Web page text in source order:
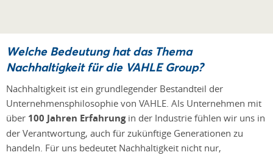
Welche Bedeutung hat das Thema
Nachhaltigkeit für die VAHLE Group?
Nachhaltigkeit ist ein grundlegender Bestandteil der
Unternehmensphilosophie von VAHLE. Als Unternehmen mit
über 100 Jahren Erfahrungin der Industrie fühlen wir uns in
der Verantwortung, auch für zukünftige Generationen zu
handeln. Für uns bedeutet Nachhaltigkeit nicht nur,